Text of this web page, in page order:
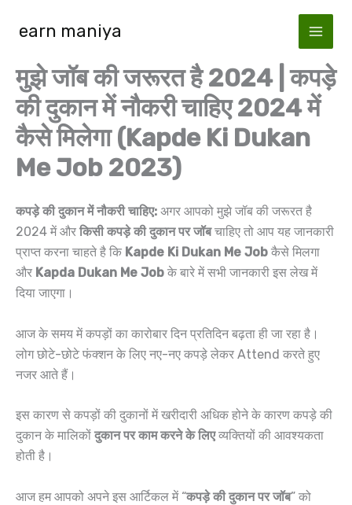
earn maniya
मुझे जॉब की जरूरत है 2024 | कपड़े
की दुकान में नौकरी चाहिए 2024 में
कैसे मिलेगा (Kapde Ki Dukan
Me Job 2023)
कपड़े की दुकान में नौकरी चाहिए: अगर आपको मुझे जॉब की जरूरत है
2024 में और किसी कपड़े की दुकान पर जॉबचाहिए तो आप यह जानकारी
प्राप्त करना चाहते है कि Kapde Ki Dukan Me Job कैसे मिलगा
और Kapda Dukan Me Job के बारे में सभी जानकारी इस लेख में
दिया जाएगा।
आज के समय में कपड़ों का कारोबार दिन प्रतिदिन बढ़ता ही जा रहा है।
लोग छोटे-छोटे फंक्शन के लिए नए-नए कपड़े लेकर Attend करते हुए
नजर आते हैं।
इस कारण से कपड़ों की दुकानों में खरीदारी अधिक होने के कारण कपड़े की
दुकान के मालिकों दुकान पर काम करने के लिएव्यक्तियों की आवश्यकता
होती है।
आज हम आपको अपने इस आर्टिकल में “कपड़े की दुकान पर जॉब” को